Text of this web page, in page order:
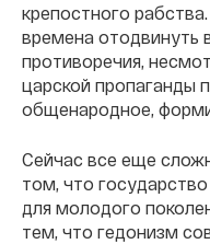
крепостного
времена отодвинуть
противоречия,
царской пропаганды
общенародное,
Сейчас все еще
том, что государство
для молодого
тем, что гедонизм